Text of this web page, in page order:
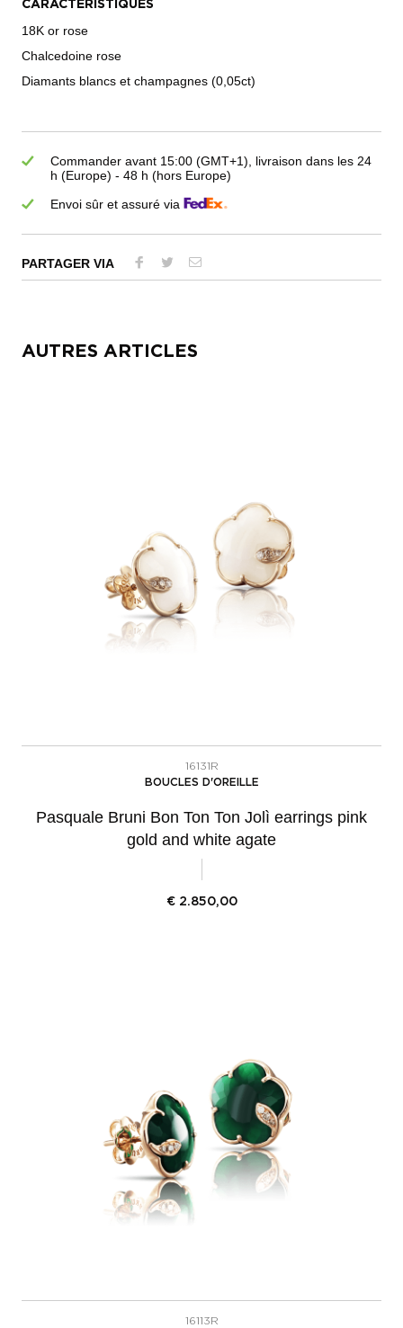
CARACTÉRISTIQUES
18K or rose
Chalcedoine rose
Diamants blancs et champagnes (0,05ct)
Commander avant 15:00 (GMT+1), livraison dans les 24
h (Europe) - 48 h (hors Europe)
Envoi sûr et assuré via
PARTAGER VIA
AUTRES ARTICLES
16131R
BOUCLES D'OREILLE
Pasquale Bruni Bon Ton Ton Jolì earrings pink
gold and white agate
€ 2.850,00
16113R